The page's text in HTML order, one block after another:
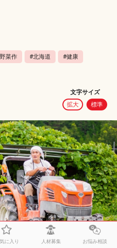
菜作 #北海道 #健康
文字サイズ
拡大
標準
に入り 人材募集 お悩み相談